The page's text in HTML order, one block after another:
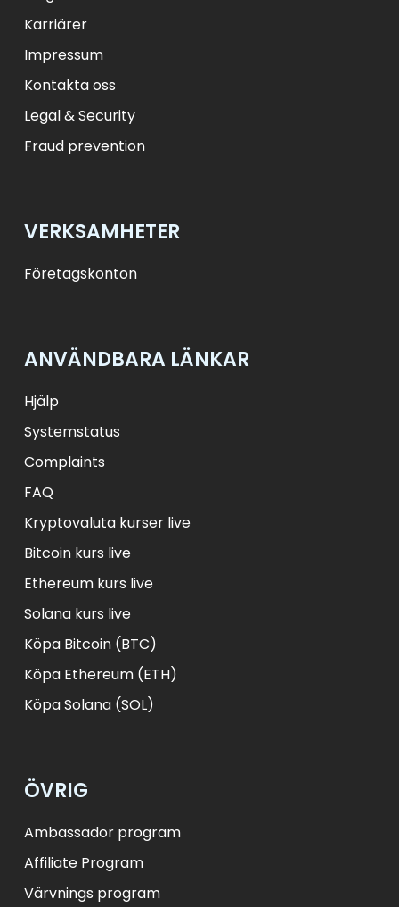
Karriärer
Impressum
Kontakta oss
Legal & Security
Fraud prevention
VERKSAMHETER
Företagskonton
ANVÄNDBARA LÄNKAR
Hjälp
Systemstatus
Complaints
FAQ
Kryptovaluta kurser live
Bitcoin kurs live
Ethereum kurs live
Solana kurs live
Köpa Bitcoin (BTC)
Köpa Ethereum (ETH)
Köpa Solana (SOL)
ÖVRIG
Ambassador program
Affiliate Program
Värvnings program